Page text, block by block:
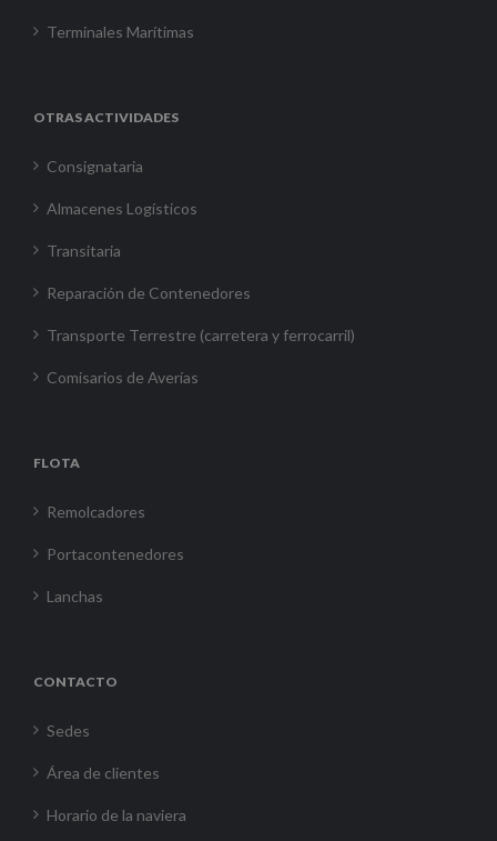
Terminales Marítimas
OTRAS ACTIVIDADES
Consignataria
Almacenes Logísticos
Transitaria
Reparación de Contenedores
Transporte Terrestre (carretera y ferrocarril)
Comisarios de Averías
FLOTA
Remolcadores
Portacontenedores
Lanchas
CONTACTO
Sedes
Área de clientes
Horario de la naviera